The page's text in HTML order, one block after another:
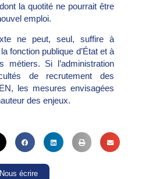
la quotité ne pourrait être
emploi.
ne peut, seul, suffire à
fonction publique d’État et à
métiers. Si l’administration
de recrutement des
les mesures envisagées
des enjeux.
Nous écrire